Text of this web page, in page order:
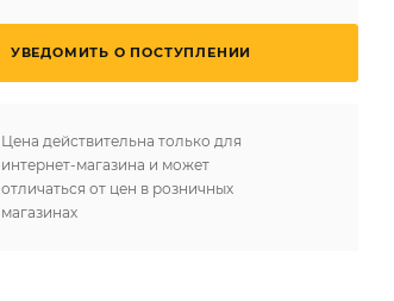
УВЕДОМИТЬ О ПОСТУПЛЕНИИ
Цена действительна только для
интернет-магазина и может
отличаться от цен в розничных
магазинах